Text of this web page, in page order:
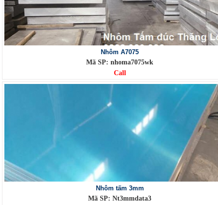
Nhôm A7075
Mã SP: nhoma7075wk
Call
Nhôm tấm 3mm
Mã SP: Nt3mmdata3